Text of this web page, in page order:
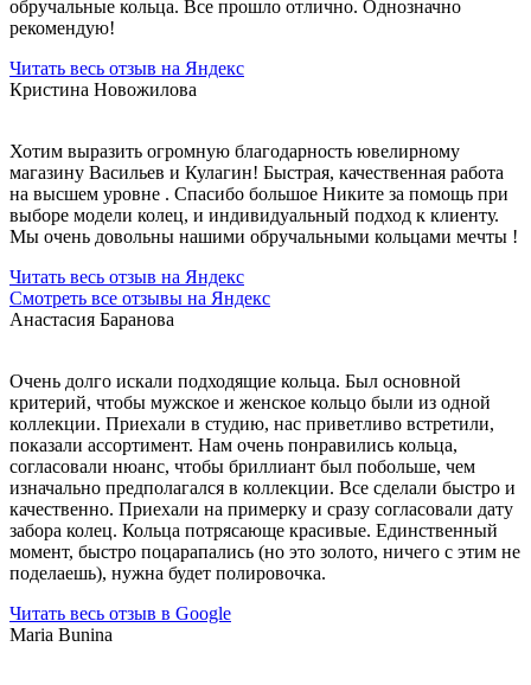
обручальные кольца. Все прошло отлично. Однозначно
рекомендую!
Читать весь отзыв на Яндекс
Кристина Новожилова
Хотим выразить огромную благодарность ювелирному
магазину Васильев и Кулагин! Быстрая, качественная работа
на высшем уровне . Спасибо большое Никите за помощь при
выборе модели колец, и индивидуальный подход к клиенту.
Мы очень довольны нашими обручальными кольцами мечты !
Читать весь отзыв на Яндекс
Смотреть все отзывы на Яндекс
Анастасия Баранова
Очень долго искали подходящие кольца. Был основной
критерий, чтобы мужское и женское кольцо были из одной
коллекции. Приехали в студию, нас приветливо встретили,
показали ассортимент. Нам очень понравились кольца,
согласовали нюанс, чтобы бриллиант был побольше, чем
изначально предполагался в коллекции. Все сделали быстро и
качественно. Приехали на примерку и сразу согласовали дату
забора колец. Кольца потрясающе красивые. Единственный
момент, быстро поцарапались (но это золото, ничего с этим не
поделаешь), нужна будет полировочка.
Читать весь отзыв в Google
Maria Bunina